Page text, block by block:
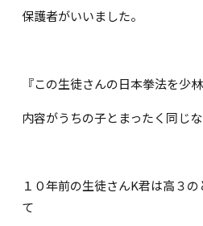
保護者がいいました。
『この生徒さんの日本拳法を少
内容がうちの子とまったく同じな
１０年前の生徒さんK君は高３
て